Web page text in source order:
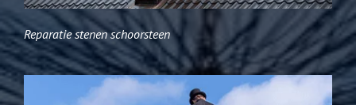
Reparatie stenen schoorsteen